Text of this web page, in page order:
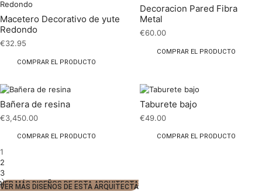
Macetero Decorativo de yute
Redondo
€32.95
COMPRAR EL PRODUCTO
Decoracion Pared Fibra
Metal
€60.00
COMPRAR EL PRODUCTO
Bañera de resina
€3,450.00
COMPRAR EL PRODUCTO
Taburete bajo
€49.00
COMPRAR EL PRODUCTO
1
2
3
VER MÁS DISEÑOS DE ESTA ARQUITECTA
VER MÁS DISEÑOS DE ESTA ARQUITECTA